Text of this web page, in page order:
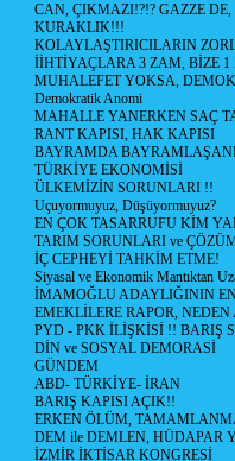
CAN, ÇIKMAZI!?!? GAZZE
KURAKLIK!!!
KOLAYLAŞTIRICILARIN
İİHTİYAÇLARA 3 ZAM, BİZE
MUHALEFET YOKSA,
Demokratik Anomi
MAHALLE YANERKEN SAÇ
RANT KAPISI, HAK KAPISI
BAYRAMDA
TÜRKİYE EKONOMİSİ
ÜLKEMİZİN SORUNLARI !!
Uçuyormuyuz, Düşüyormuyuz?
EN ÇOK TASARRUFU KİM
TARIM SORUNLARI ve
İÇ CEPHEYİ TAHKİM ETME!
Siyasal ve Ekonomik Mantıktan
İMAMOĞLU ADAYLIĞININ
EMEKLİLERE RAPOR,
PYD - PKK İLİŞKİSİ !! BARIŞ
DİN ve SOSYAL DEMORASİ
GÜNDEM
ABD- TÜRKİYE- İRAN
BARIŞ KAPISI AÇIK!!
ERKEN ÖLÜM,
DEM ile DEMLEN, HÜDAPAR
İZMİR İKTİSAR KONGRESİ